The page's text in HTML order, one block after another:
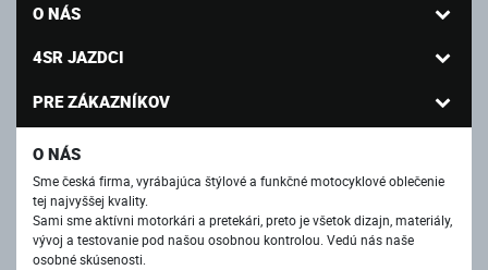
O NÁS
4SR JAZDCI
PRE ZÁKAZNÍKOV
O NÁS
Sme česká firma, vyrábajúca štýlové a funkčné motocyklové oblečenie
tej najvyššej kvality.
Sami sme aktívni motorkári a pretekári, preto je všetok dizajn, materiály,
vývoj a testovanie pod našou osobnou kontrolou. Vedú nás naše
osobné skúsenosti.